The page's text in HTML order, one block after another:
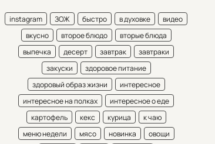
instagram ЗОЖ быстро в духовке
видео
вкусно
второе блюдо
вторые блюда
выпечка
десерт завтрак
завтраки
закуски
здоровое питание
здоровый образ жизни
интересное
интересное на полках
интересное о еде
картофель
кекс курица
к чаю
меню недели
мясо новинка
овощи